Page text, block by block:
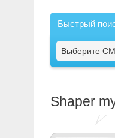
Быстрый
Выберите
Shaper